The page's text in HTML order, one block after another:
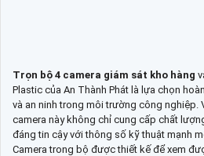
Trọn bộ 4 camera giám sát kho hàng
Plastic của An Thành Phát là lựa chọn
và an ninh trong môi trường công nghiệp.
camera này không chỉ cung cấp chất
đáng tin cậy với thông số kỹ thuật mạnh
Camera trong bộ được thiết kế để xem